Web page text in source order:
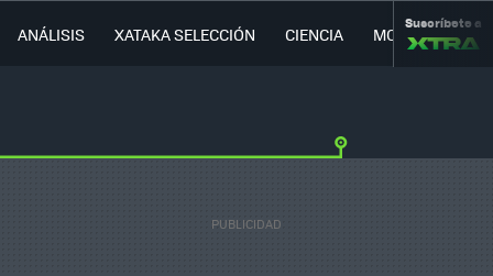
ANÁLISIS XATAKA SELECCIÓN CIENCIA MOVILIDAD
Suscríbete a